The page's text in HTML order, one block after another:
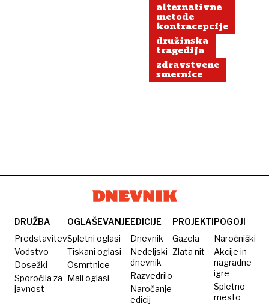
alternativne
metode
kontracepcije
družinska
tragedija
zdravstvene
smernice
DRUŽBA
Predstavitev
Vodstvo
Dosežki
Sporočila za
javnost
OGLAŠEVANJE
Spletni oglasi
Tiskani oglasi
Osmrtnice
Mali oglasi
EDICIJE
Dnevnik
Nedeljski
dnevnik
Razvedrilo
Naročanje
edicij
PROJEKTI
Gazela
Zlata nit
POGOJI
Naročniški
Akcije in
nagradne
igre
Spletno
mesto